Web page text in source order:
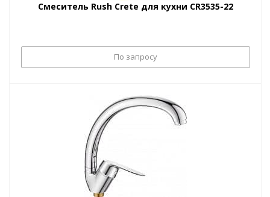
Смеситель Rush Crete для кухни CR3535-22
По запросу